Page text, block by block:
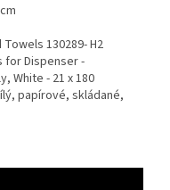
130289- H2
for Dispenser -
White - 21 x 180
papírové, skládané,